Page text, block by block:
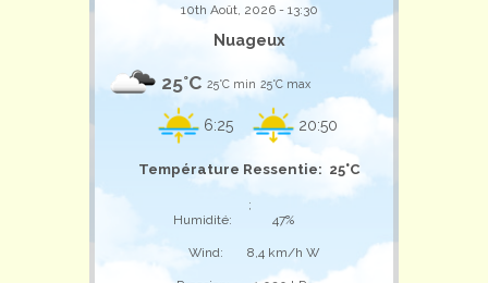
10th Août, 2026 - 13:30
Nuageux
25°C 25°C min 25°C max
6:25 20:50
Température Ressentie: 25°C
;
Humidité:
47%
Wind: 8,4 km/h W